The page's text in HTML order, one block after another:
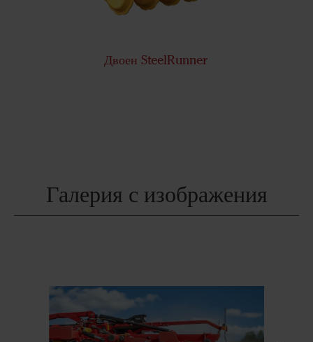
Двоен SteelRunner
Галерия с изображения